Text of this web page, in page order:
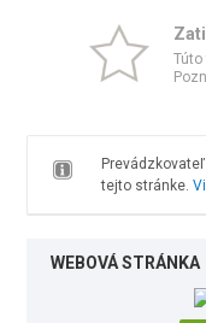
tejto stránke.
WEBOVÁ STRÁNKA